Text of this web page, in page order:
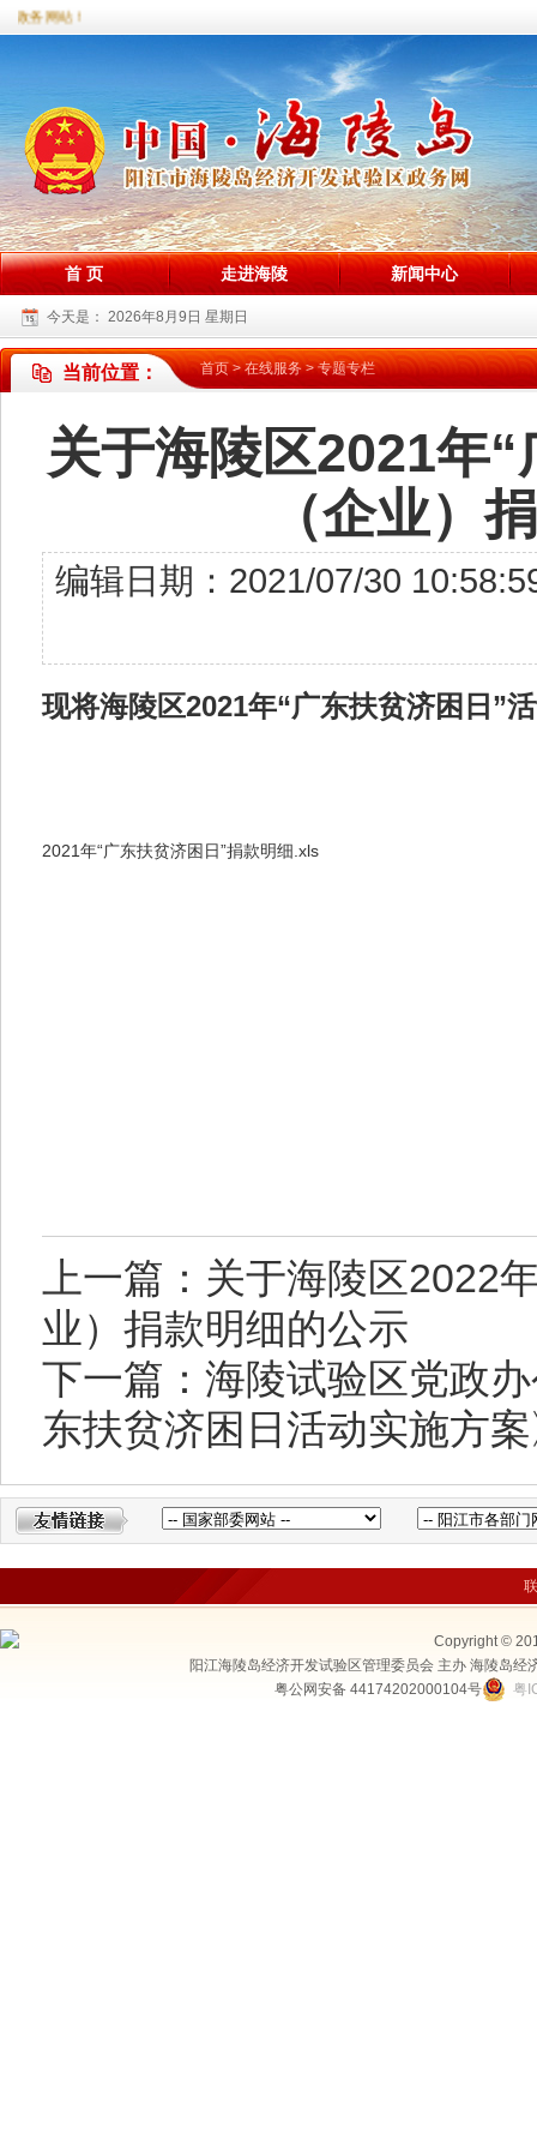
政务网站！
首 页 走进海陵 新闻中心
今天是： 2026年8月9日 星期日
当前位置： 首页>在线服务>专题专栏
关于海陵区2021年
（企业）
编辑日期：2021/07/30
现将海陵区2021年“广东扶贫济困日”
2021年“广东扶贫济困日”捐款明细.xls
上一篇：关于海陵区2022
业）捐款明细的公示
下一篇：海陵试验区党政
东扶贫济困日活动实施方
Copyright ©
阳江海陵岛经济开发试验区管理委员会 主办 海陵岛
粤公网安备 44174202000104号
粤